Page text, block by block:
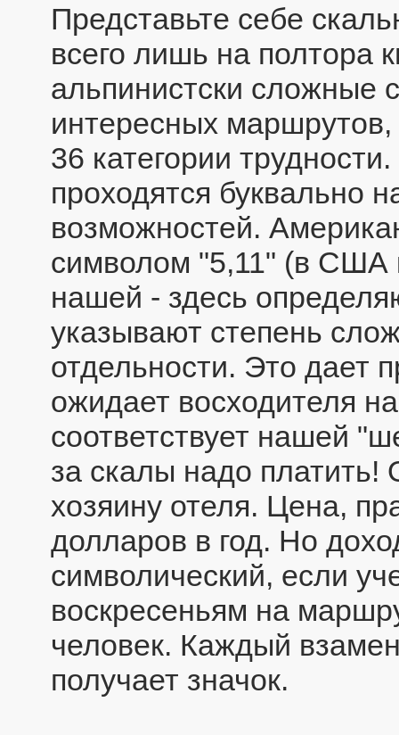
Представьте себе
всего лишь на полтора
альпинистски сложные
интересных
36 категории
проходятся буквально
возможностей.
символом "5,11" (в США
нашей - здесь
указывают степень
отдельности. Это дает
ожидает восходителя
соответствует нашей
за скалы надо платить!
хозяину отеля. Цена,
долларов в год. Но
символический, если
воскресеньям на
человек. Каждый
получает значок.